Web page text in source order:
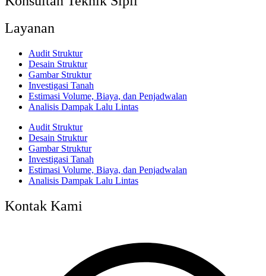
Layanan
Audit Struktur
Desain Struktur
Gambar Struktur
Investigasi Tanah
Estimasi Volume, Biaya, dan Penjadwalan
Analisis Dampak Lalu Lintas
Audit Struktur
Desain Struktur
Gambar Struktur
Investigasi Tanah
Estimasi Volume, Biaya, dan Penjadwalan
Analisis Dampak Lalu Lintas
Kontak Kami